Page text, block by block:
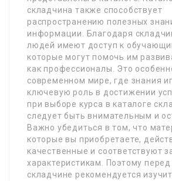
складчина также способствует
распространению полезных
информации. Благодаря
людей имеют доступ к
которые могут помочь им
как профессионалы. Это
современном мире, где знания
ключевую роль в достижении
при выборе курса в каталоге
следует быть внимательным и
Важно убедиться в том, что
которые вы приобретаете,
качественные и соответствуют
характеристикам. Поэтому
складчине рекомендуется